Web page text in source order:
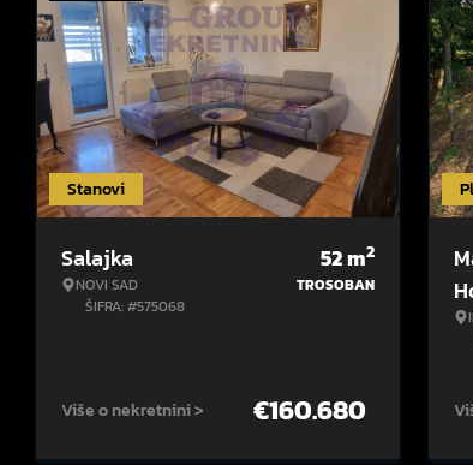
Stanovi
Salajka
NOVI SAD
ŠIFRA: #575068
52m2
TROSOBAN
Više o nekretnini > €160.680